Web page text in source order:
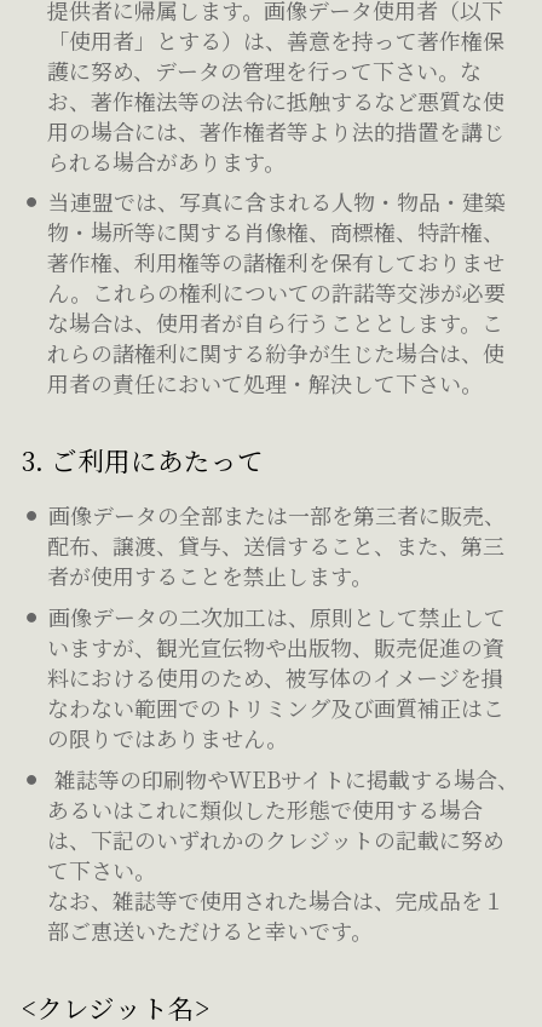
提供者に帰属します。画像データ使用者（以下
「使用者」とする）は、善意を持って著作権保
護に努め、データの管理を行って下さい。な
お、著作権法等の法令に抵触するなど悪質な使
用の場合には、著作権者等より法的措置を講じ
られる場合があります。
当連盟では、写真に含まれる人物・物品・建築
物・場所等に関する肖像権、商標権、特許権、
著作権、利用権等の諸権利を保有しておりませ
ん。これらの権利についての許諾等交渉が必要
な場合は、使用者が自ら行うこととします。こ
れらの諸権利に関する紛争が生じた場合は、使
用者の責任において処理・解決して下さい。
3. ご利用にあたって
画像データの全部または一部を第三者に販売、
配布、譲渡、貸与、送信すること、また、第三
者が使用することを禁止します。
画像データの二次加工は、原則として禁止して
いますが、観光宣伝物や出版物、販売促進の資
料における使用のため、被写体のイメージを損
なわない範囲でのトリミング及び画質補正はこ
の限りではありません。
雑誌等の印刷物やWEBサイトに掲載する場合、
あるいはこれに類似した形態で使用する場合
は、下記のいずれかのクレジットの記載に努め
て下さい。
なお、雑誌等で使用された場合は、完成品を１
部ご恵送いただけると幸いです。
<クレジット名>